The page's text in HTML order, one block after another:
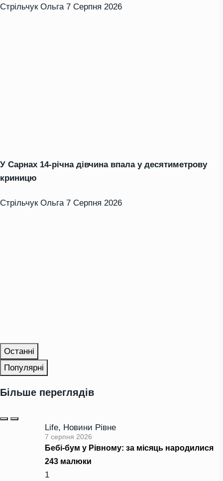
Стрільчук Ольга 7 Серпня 2026
У Сарнах 14-річна дівчина впала у десятиметрову
криницю
Стрільчук Ольга 7 Серпня 2026
Останні
Популярні
Більше переглядів
Life, Новини Рівне
7 серпня 2026
Бебі-бум у Рівному: за місяць народилися
243 малюки
1